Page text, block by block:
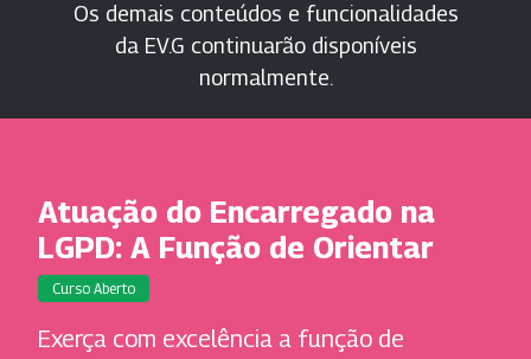
Os demais conteúdos e funcionalidades
da EV.G continuarão disponíveis
normalmente.
Atuação do Encarregado na
LGPD: A Função de Orientar
Curso Aberto
Exerça com excelência a função de